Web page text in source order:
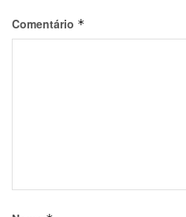
Comentário *